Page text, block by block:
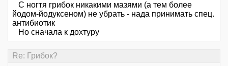
С ногтя грибок никакими мазями (а тем более
йодом-йодуксеном) не убрать - нада принимать спец.
антибиотик
Но сначала к дохтуру
Re: Грибок?